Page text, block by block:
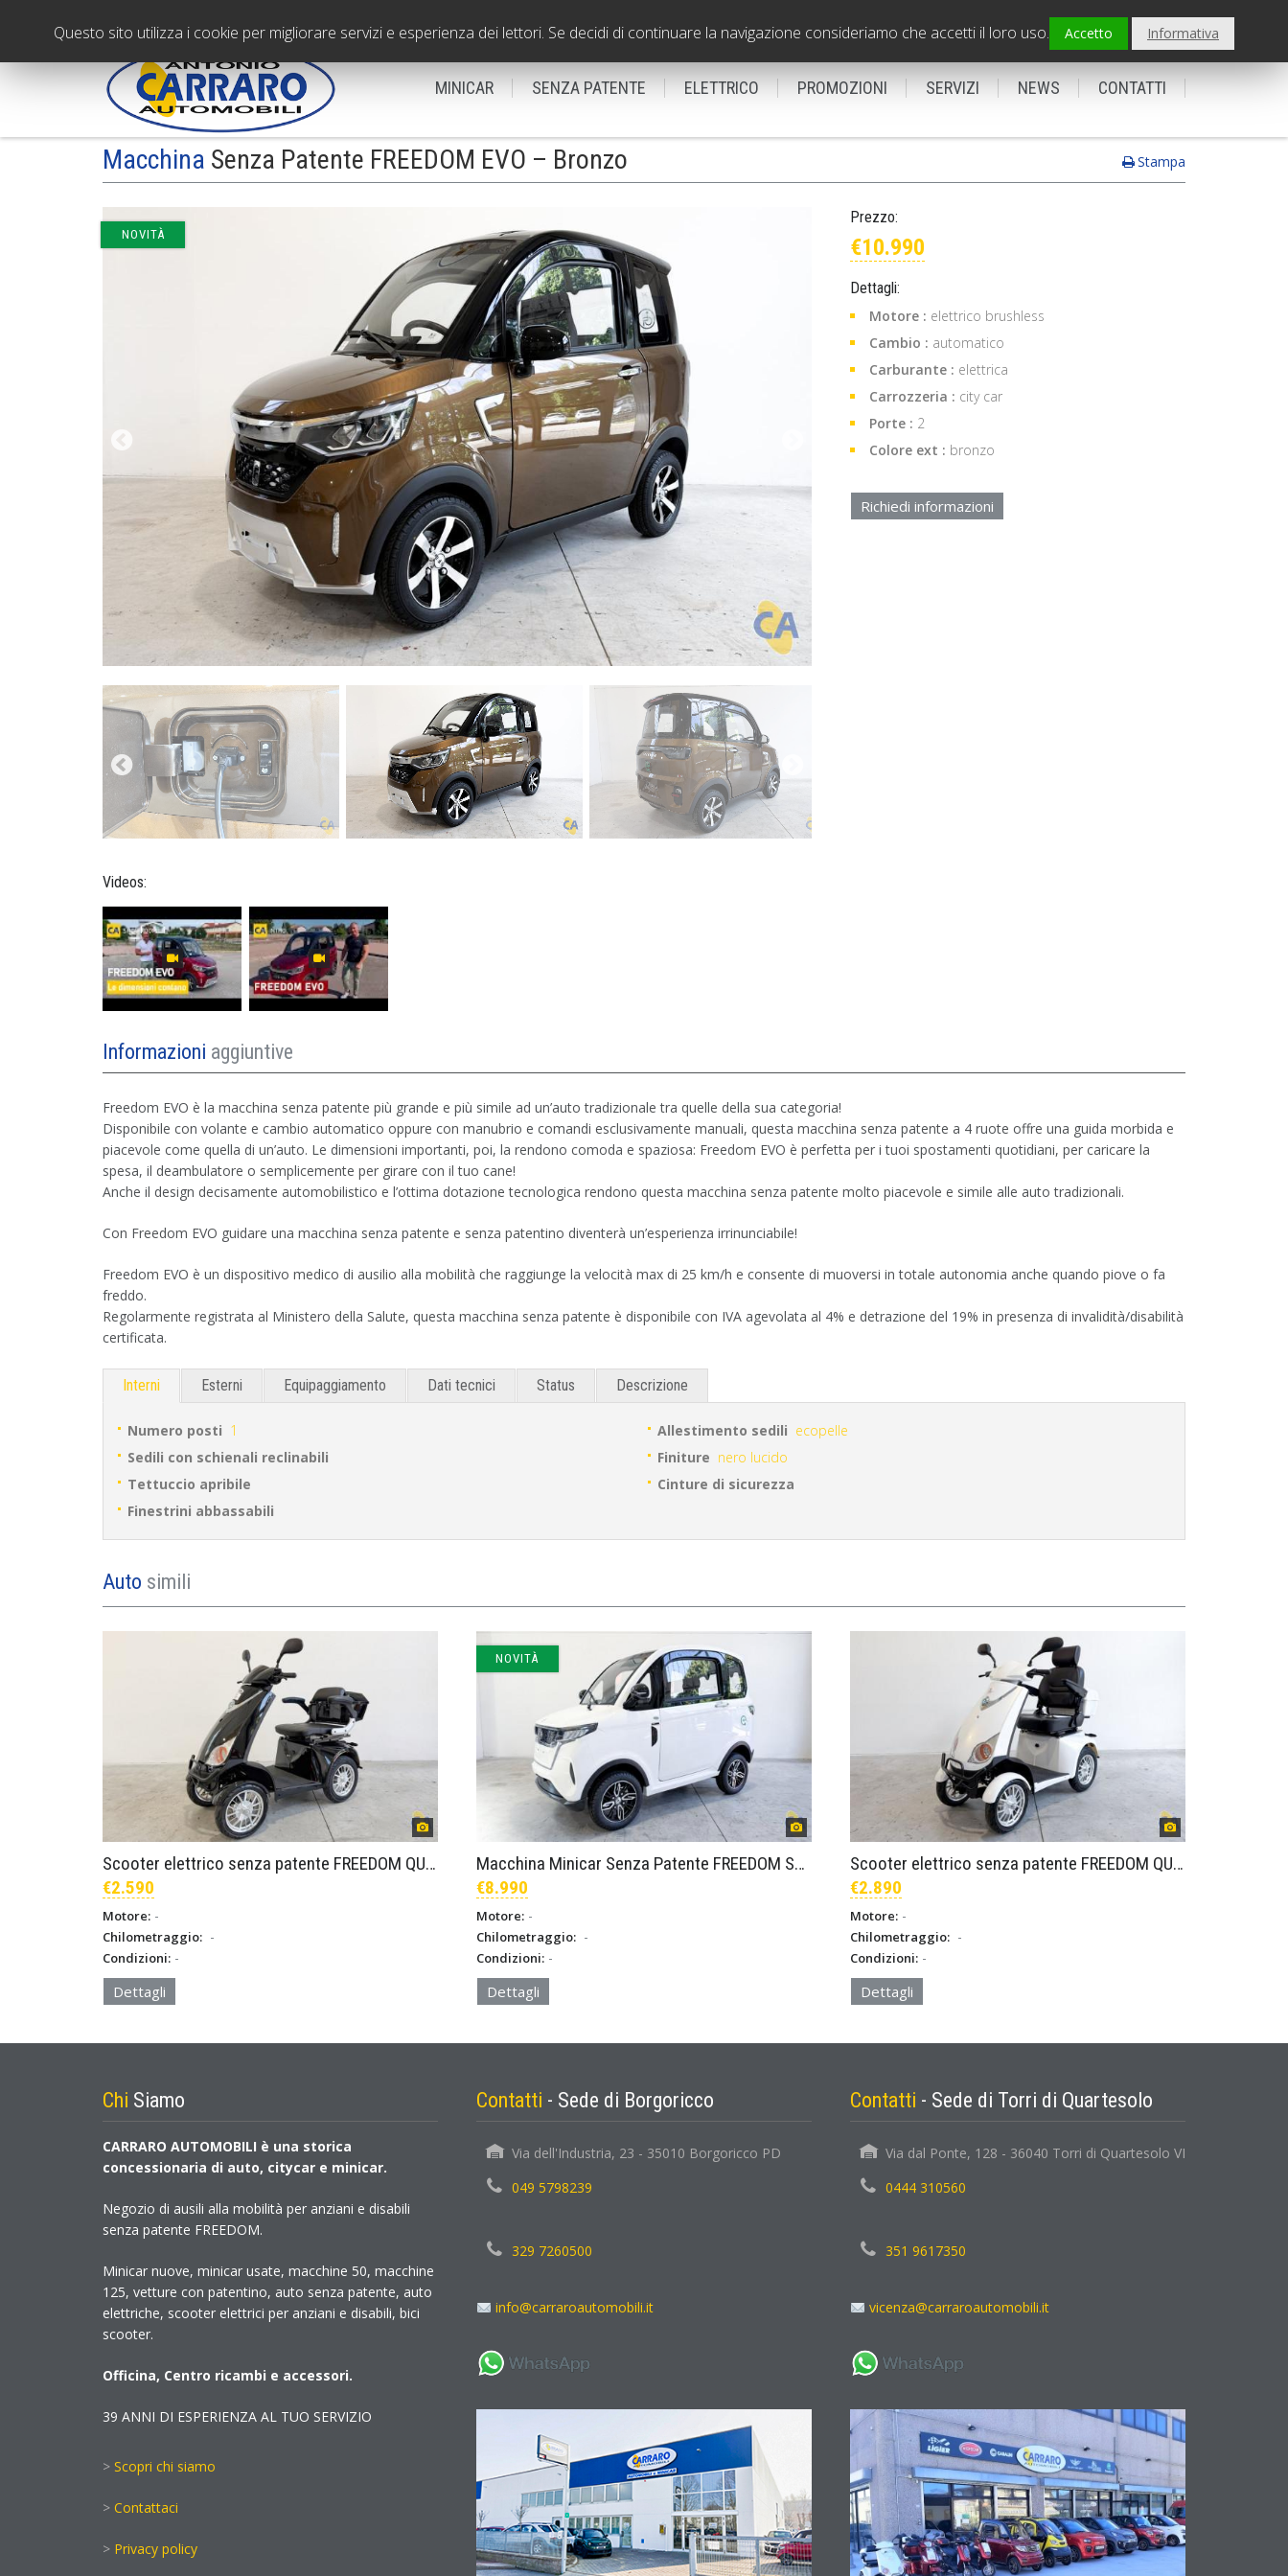
0495798239
MINICAR SENZA PATENTE ELETTRICO PROMOZIONI SERVIZI NEWS CONTATTI
Macchina Senza Patente FREEDOM EVO – Bronzo Stampa
NOVITÀ
Videos:
Prezzo:
€10.990
Dettagli:
Motore : elettrico brushless
Cambio : automatico
Carburante : elettrica
Carrozzeria : city car
Porte : 2
Colore ext : bronzo
Richiedi informazioni
Informazioni aggiuntive
Freedom EVO è la macchina senza patente più grande e più simile ad un’auto tradizionale tra quelle della sua categoria!
Disponibile con volante e cambio automatico oppure con manubrio e comandi esclusivamente manuali, questa macchina senza patente a 4 ruote offre una guida morbida e
piacevole come quella di un’auto. Le dimensioni importanti, poi, la rendono comoda e spaziosa: Freedom EVO è perfetta per i tuoi spostamenti quotidiani, per caricare la
spesa, il deambulatore o semplicemente per girare con il tuo cane!
Anche il design decisamente automobilistico e l’ottima dotazione tecnologica rendono questa macchina senza patente molto piacevole e simile alle auto tradizionali.
Con Freedom EVO guidare una macchina senza patente e senza patentino diventerà un’esperienza irrinunciabile!
Freedom EVO è un dispositivo medico di ausilio alla mobilità che raggiunge la velocità max di 25 km/h e consente di muoversi in totale autonomia anche quando piove o fa
freddo.
Regolarmente registrata al Ministero della Salute, questa macchina senza patente è disponibile con IVA agevolata al 4% e detrazione del 19% in presenza di invalidità/disabilità
certificata.
Interni Esterni Equipaggiamento Dati tecnici Status Descrizione
Numero posti 1 Allestimento sedili ecopelle
Sedili con schienali reclinabili
Finiture nero lucido
Tettuccio apribile
Cinture di sicurezza
Finestrini abbassabili
Auto simili
Scooter elettrico senza patente FREEDOM QUATTRO – Nero
€2.590
Motore: -
Chilometraggio: -
Condizioni: -
Dettagli
NOVITÀ
Macchina Minicar Senza Patente FREEDOM SETTE – Bianco
€8.990
Motore: -
Chilometraggio: -
Condizioni: -
Dettagli
Scooter elettrico senza patente FREEDOM QUATTRO SENIOR – Bianco
€2.890
Motore: -
Chilometraggio: -
Condizioni: -
Dettagli
Chi Siamo
CARRARO AUTOMOBILI è una storica
concessionaria di auto, citycar e minicar.
Negozio di ausili alla mobilità per anziani e disabili
senza patente FREEDOM.
Minicar nuove, minicar usate, macchine 50, macchine
125, vetture con patentino, auto senza patente, auto
elettriche, scooter elettrici per anziani e disabili, bici
scooter.
Officina, Centro ricambi e accessori.
39 ANNI DI ESPERIENZA AL TUO SERVIZIO
> Scopri chi siamo
> Contattaci
> Privacy policy
Contatti - Sede di Borgoricco
Via dell'Industria, 23 - 35010 Borgoricco PD
049 5798239
329 7260500
info@carraroautomobili.it
Contatti - Sede di Torri di Quartesolo
Via dal Ponte, 128 - 36040 Torri di Quartesolo VI
0444 310560
351 9617350
vicenza@carraroautomobili.it
Questo sito utilizza i cookie per migliorare servizi e esperienza dei lettori. Se decidi di continuare la navigazione consideriamo che accetti il loro uso. Accetto Informativa